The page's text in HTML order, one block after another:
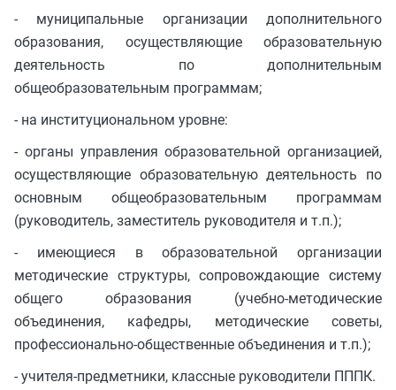
- муниципальные организации дополнительного
образования, осуществляющие образовательную
деятельность по дополнительным
общеобразовательным программам;
- на институциональном уровне:
- органы управления образовательной организацией,
осуществляющие образовательную деятельность по
основным общеобразовательным программам
(руководитель, заместитель руководителя и т.п.);
- имеющиеся в образовательной организации
методические структуры, сопровождающие систему
общего образования (учебно-методические
объединения, кафедры, методические советы,
профессионально-общественные объединения и т.п.);
- учителя-предметники, классные руководители ПППК.